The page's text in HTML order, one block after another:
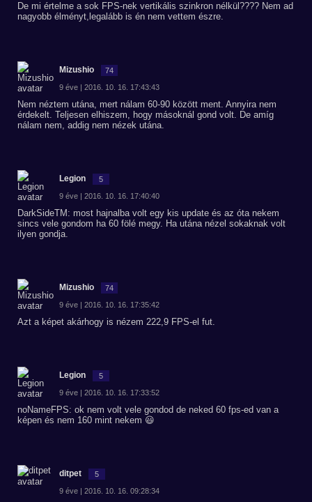
De mi értelme a sok FPS-nek vertikális szinkron nélkül???? Nem ad
nagyobb élményt,legalább is én nem vettem észre.
Mizushio 74
9 éve | 2016. 10. 16. 17:43:43
Nem néztem utána, mert nálam 60-90 között ment. Annyira nem
érdekelt. Teljesen elhiszem, hogy másoknál gond volt. De amíg
nálam nem, addig nem nézek utána.
Legion 5
9 éve | 2016. 10. 16. 17:40:40
DarkSideTM: most hajnalba volt egy kis update és az óta nekem
sincs vele gondom ha 60 fölé megy. Ha utána nézel sokaknak volt
ilyen gondja.
Mizushio 74
9 éve | 2016. 10. 16. 17:35:42
Azt a képet akárhogy is nézem 222,9 FPS-el fut.
Legion 5
9 éve | 2016. 10. 16. 17:33:52
noNameFPS: ok nem volt vele gondod de neked 60 fps-ed van a
képen és nem 160 mint nekem 😃
ditpet 5
9 éve | 2016. 10. 16. 09:28:34